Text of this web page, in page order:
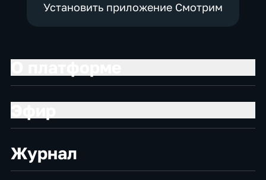
Установить приложение Смотрим
Журнал